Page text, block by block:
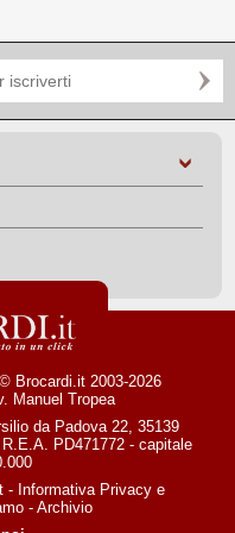
Brocardi.it 2003-2026
Manuel Tropea
da Padova 22, 35139
PD471772 - capitale
- Informativa Privacye
- Archivio